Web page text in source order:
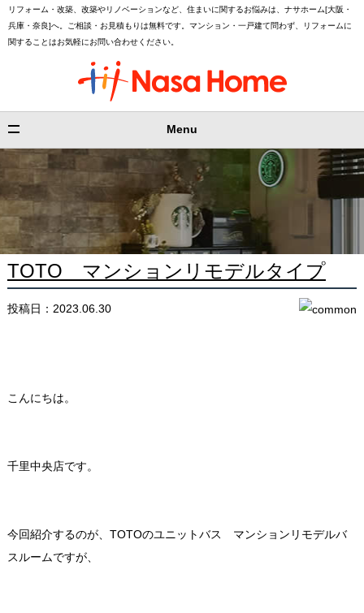
リフォーム・改築、改築やリノベーションなど、住まいに関するお悩みは、ナサホーム[大阪・
兵庫・奈良]へ。ご相談・お見積もりは無料です。マンション・一戸建て問わず、リフォームに
関することはお気軽にお問い合わせください。
Menu
TOTO マンションリモデルタイプ
投稿日：2023.06.30
こんにちは。
千里中央店です。
今回紹介するのが、TOTOのユニットバス マンションリモデルバ
スルームですが、